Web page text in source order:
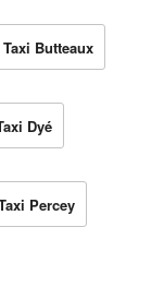
Butteaux
Dyé
Percey